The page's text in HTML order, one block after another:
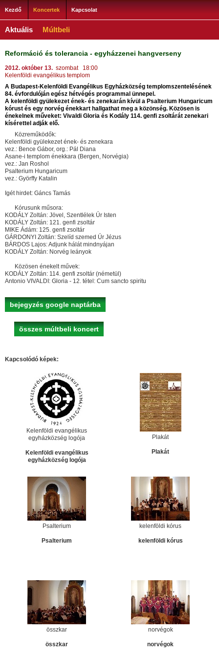
Kezdő Koncertek Kapcsolat
Aktuális Múltbeli
Reformáció és tolerancia - egyházzenei hangverseny
2012. október 13. szombat 18:00
Kelenföldi evangélikus templom
A Budapest-Kelenföldi Evangélikus Egyházközség templomszentelésének
84. évfordulóján egész hétvégés programmal ünnepel.
A kelenföldi gyülekezet ének- és zenekarán kívül a Psalterium Hungaricum
kórust és egy norvég énekkart hallgathat meg a közönség. Közösen is
énekelnek műveket: Vivaldi Gloria és Kodály 114. genfi zsoltárát zenekari
kísérettel adják elő.
Közreműködők:
Kelenföldi gyülekezet ének- és zenekara
vez.: Bence Gábor, org.: Pál Diana
Asane-i templom énekkara (Bergen, Norvégia)
vez.: Jan Roshol
Psalterium Hungaricum
vez.: Györffy Katalin
Igét hirdet: Gáncs Tamás
Kórusunk műsora:
KODÁLY Zoltán: Jövel, Szentlélek Úr Isten
KODÁLY Zoltán: 121. genfi zsoltár
MIKE Ádám: 125. genfi zsoltár
GÁRDONYI Zoltán: Szelíd szemed Úr Jézus
BÁRDOS Lajos: Adjunk hálát mindnyájan
KODÁLY Zoltán: Norvég leányok
Közösen énekelt művek:
KODÁLY Zoltán: 114. genfi zsoltár (németül)
Antonio VIVALDI: Gloria - 12. tétel: Cum sancto spiritu
bejegyzés google naptárba
összes múltbeli koncert
Kapcsolódó képek:
Kelenföldi evangélikus
egyházközség logója
Kelenföldi evangélikus
egyházközség logója
Plakát
Plakát
Psalterium
Psalterium
kelenföldi kórus
kelenföldi kórus
összkar
összkar
norvégok
norvégok